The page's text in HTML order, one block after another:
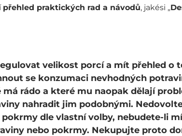
přehled praktických rad a návodů, jakési „
velikost porcía mít přehled o
se konzumaci nevhodných
rádo a které mu naopak dělají
nahradit jim podobnými.
dle vlastní volby, nebudete-li
nebo pokrmy. Nekupujte proto